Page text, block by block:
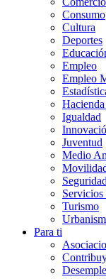
Consumo
Cultura
Deportes
Empleo
Empleo
Igualdad
Juventud
Medio
Servicios
Turismo
Para ti